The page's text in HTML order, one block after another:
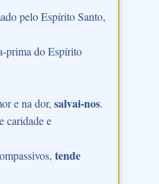
pelo Espírito Santo,
prima do Espírito
e na dor, salvai-nos.
caridade e
tende